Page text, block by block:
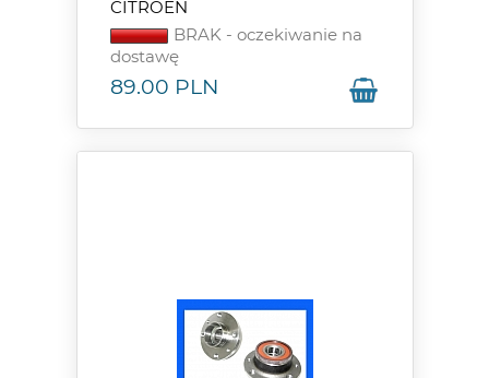
CITROEN
BRAK - oczekiwanie na
dostawę
89.00 PLN